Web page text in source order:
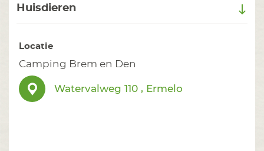
Huisdieren
Locatie
Camping Brem en Den
Watervalweg 110 , Ermelo